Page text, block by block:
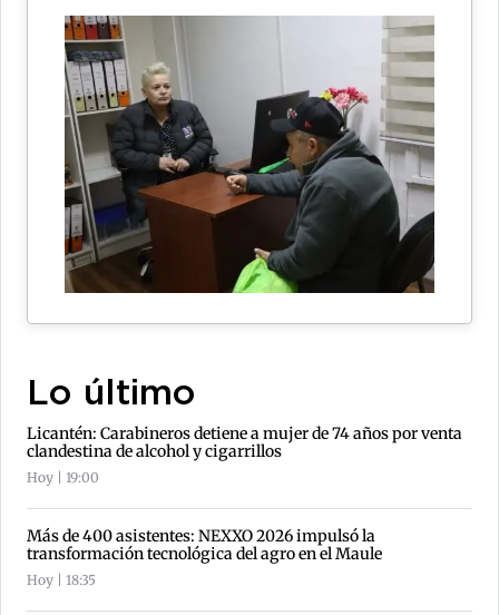
Lo último
Licantén: Carabineros detiene a mujer de 74 años por venta
clandestina de alcohol y cigarrillos
Hoy | 19:00
Más de 400 asistentes: NEXXO 2026 impulsó la
transformación tecnológica del agro en el Maule
Hoy | 18:35